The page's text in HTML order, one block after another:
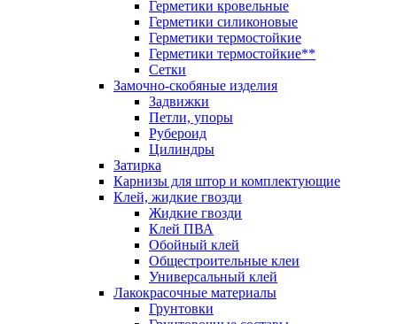
Герметики кровельные
Герметики силиконовые
Герметики термостойкие
Герметики термостойкие**
Сетки
Замочно-скобяные изделия
Задвижки
Петли, упоры
Рубероид
Цилиндры
Затирка
Карнизы для штор и комплектующие
Клей, жидкие гвозди
Жидкие гвозди
Клей ПВА
Обойный клей
Общестроительные клеи
Универсальный клей
Лакокрасочные материалы
Грунтовки